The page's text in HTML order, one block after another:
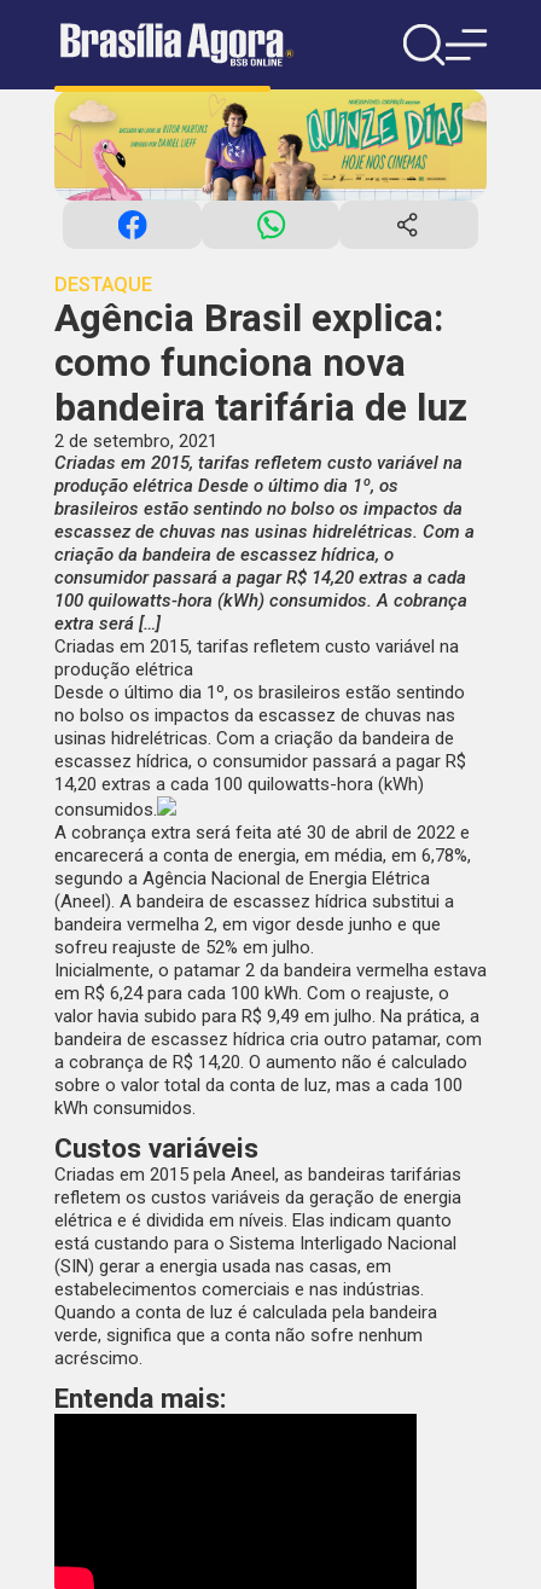
DESTAQUE
Agência Brasil explica:
como funciona nova
bandeira tarifária de luz
2 de setembro, 2021
Criadas em 2015, tarifas refletem custo variável na
produção elétrica Desde o último dia 1º, os
brasileiros estão sentindo no bolso os impactos da
escassez de chuvas nas usinas hidrelétricas. Com a
criação da bandeira de escassez hídrica, o
consumidor passará a pagar R$ 14,20 extras a cada
100 quilowatts-hora (kWh) consumidos. A cobrança
extra será […]
Criadas em 2015, tarifas refletem custo variável na
produção elétrica
Desde o último dia 1º, os brasileiros estão sentindo
no bolso os impactos da escassez de chuvas nas
usinas hidrelétricas. Com a criação da bandeira de
escassez hídrica, o consumidor passará a pagar R$
14,20 extras a cada 100 quilowatts-hora (kWh)
consumidos.
A cobrança extra será feita até 30 de abril de 2022 e
encarecerá a conta de energia, em média, em 6,78%,
segundo a Agência Nacional de Energia Elétrica
(Aneel). A bandeira de escassez hídrica substitui a
bandeira vermelha 2, em vigor desde junho e que
sofreu reajuste de 52% em julho.
Inicialmente, o patamar 2 da bandeira vermelha estava
em R$ 6,24 para cada 100 kWh. Com o reajuste, o
valor havia subido para R$ 9,49 em julho. Na prática, a
bandeira de escassez hídrica cria outro patamar, com
a cobrança de R$ 14,20. O aumento não é calculado
sobre o valor total da conta de luz, mas a cada 100
kWh consumidos.
Custos variáveis
Criadas em 2015 pela Aneel, as bandeiras tarifárias
refletem os custos variáveis da geração de energia
elétrica e é dividida em níveis. Elas indicam quanto
está custando para o Sistema Interligado Nacional
(SIN) gerar a energia usada nas casas, em
estabelecimentos comerciais e nas indústrias.
Quando a conta de luz é calculada pela bandeira
verde, significa que a conta não sofre nenhum
acréscimo.
Entenda mais: